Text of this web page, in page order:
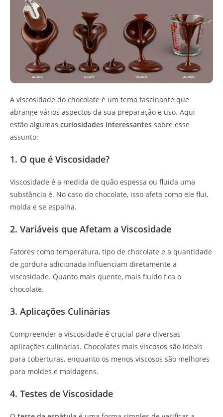
A viscosidade do chocolate é um tema fascinante que
abrange vários aspectos da sua preparação e uso. Aqui
estão algumas curiosidades interessantes sobre esse
assunto:
1. O que é Viscosidade?
Viscosidade é a medida de quão espessa ou fluida uma
substância é. No caso do chocolate, isso afeta como ele flui,
molda e se espalha.
2. Variáveis que Afetam a Viscosidade
Fatores como temperatura, tipo de chocolate e a quantidade
de gordura adicionada influenciam diretamente a
viscosidade. Quanto mais quente, mais fluido fica o
chocolate.
3. Aplicações Culinárias
Compreender a viscosidade é crucial para diversas
aplicações culinárias. Chocolates mais viscosos são ideais
para coberturas, enquanto os menos viscosos são melhores
para moldes e moldagens.
4. Testes de Viscosidade